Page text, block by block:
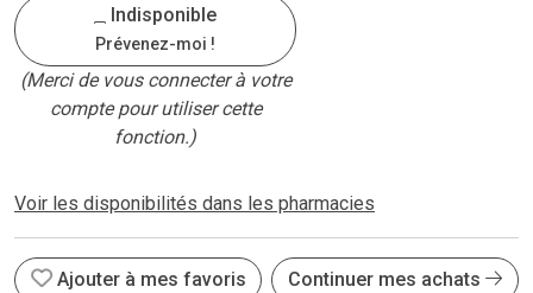
Indisponible
Prévenez-moi !
(Merci de vous connecter à votre
compte pour utiliser cette
fonction.)
Voir les disponibilités dans les pharmacies
Ajouter à mes favoris Continuer mes achats